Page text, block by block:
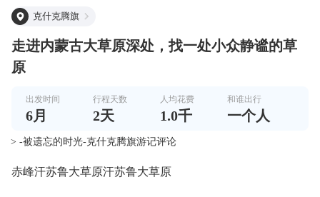
克什克腾旗
走进内蒙古大草原深处，找一处小众静谧的草
原
出发时间
6月
行程天数
2天
人均花费
1.0千
和谁出行
一个人
> -被遗忘的时光-克什克腾旗游记评论
赤峰汗苏鲁大草原汗苏鲁大草原